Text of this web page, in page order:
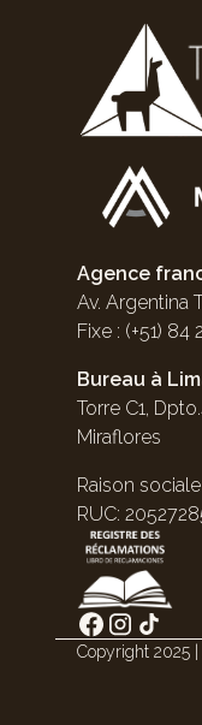
Agence
Av. Argentina
Fixe : (+51)
Bureau à
Torre C1,
Miraflores
Raison
RUC:
Copyright 2025